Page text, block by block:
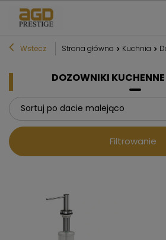
Wstecz Strona główna Kuchnia
DOZOWNIKI
Sortuj po dacie malejąco
Filtrowanie